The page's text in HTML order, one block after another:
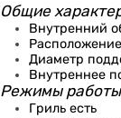
Общие
Внутренний
Диаметр
Внутреннее
Режимы работы
Гриль есть